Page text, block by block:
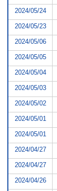
2024/05/24
2024/05/23
2024/05/06
2024/05/05
2024/05/04
2024/05/03
2024/05/02
2024/05/01
2024/05/01
2024/04/27
2024/04/27
2024/04/26